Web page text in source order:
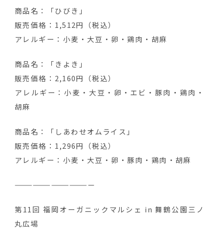
商品名：「ひびき」
販売価格：1,512円（税込）
アレルギー：小麦・大豆・卵・鶏肉・胡麻
商品名：「きよき」
販売価格：2,160円（税込）
アレルギー：小麦・大豆・卵・エビ・豚肉・鶏肉・
胡麻
商品名：「しあわせオムライス」
販売価格：1,296円（税込）
アレルギー：小麦・大豆・卵・豚肉・鶏肉・胡麻
—————————————
第11回 福岡オーガニックマルシェ in 舞鶴公園三ノ
丸広場